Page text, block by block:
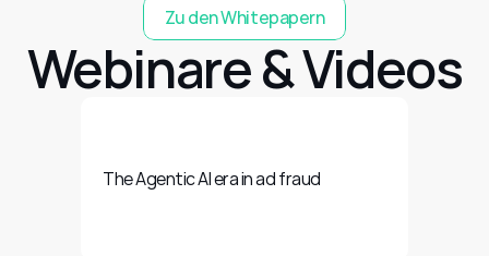
Zu den Whitepapern
Webinare & Videos
The Agentic AI era in ad fraud